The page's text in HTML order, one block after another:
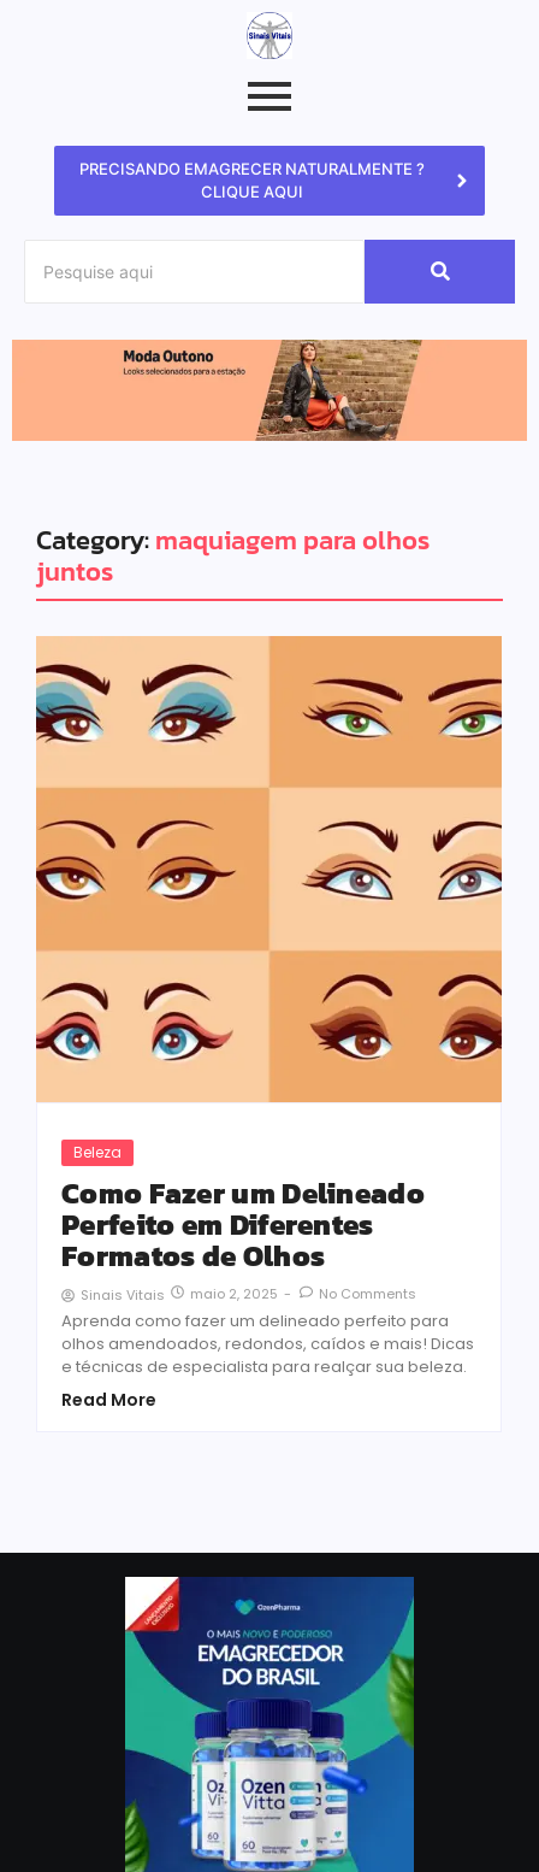
PRECISANDO EMAGRECER NATURALMENTE ?
CLIQUE AQUI
Category:maquiagem para olhos
juntos
Beleza
Como Fazer um Delineado
Perfeito em Diferentes
Formatos de Olhos
Sinais Vitais maio 2, 2025 - No Comments
Aprenda como fazer um delineado perfeito para
olhos amendoados, redondos, caídos e mais! Dicas
e técnicas de especialista para realçar sua beleza.
Read More